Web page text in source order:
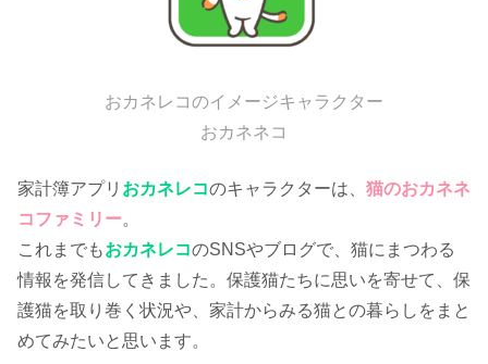
おカネレコのイメージキャラクター
おカネネコ
家計簿アプリ おカネレコのキャラクターは、 猫のおカネネ
コファミリー。
これまでもおカネレコのSNSやブログで、猫にまつわる
情報を発信してきました。保護猫たちに思いを寄せて、保
護猫を取り巻く状況や、家計からみる猫との暮らしをまと
めてみたいと思います。